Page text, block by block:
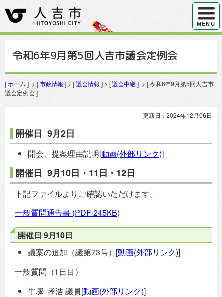
ハンバ
MENU
令和6年9月第5回人吉市議会定例会
[ ホーム ] > [市政情報 ] > [議会情報 ] > [議会中継] > [ 令和6年9月第5回人吉市
議会定例会 ]
更新日：2024年12月06日
開催日 9月2日
開会、提案理由説明[動画(外部リンク)]
開催日 9月10日・11日・12日
下記ファイルよりご確認いただけます。
一般質問通告書 (PDF 245KB)
開催日 9月10日
議案の追加（議第73号）[動画(外部リンク)]
一般質問（1日目）
牛塚 孝浩 議員[動画(外部リンク)]